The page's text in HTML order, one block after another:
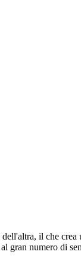
il che crea
gran numero di